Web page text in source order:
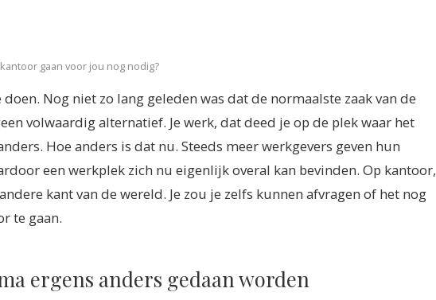
gaan voor jou nog nodig?
Nog niet zo lang geleden was dat de normaalste zaak van de
volwaardig alternatief. Je werk, dat deed je op de plek waar het
Hoe anders is dat nu. Steeds meer werkgevers geven hun
een werkplek zich nu eigenlijk overal kan bevinden. Op kantoor,
kant van de wereld. Je zou je zelfs kunnen afvragen of het nog
te gaan.
ergens anders gedaan worden